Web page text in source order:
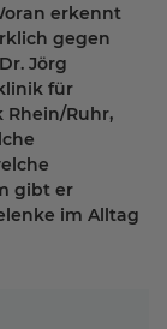
erkennt
gegen
Jörg
für
Rhein/Ruhr,
gibt er
im Alltag